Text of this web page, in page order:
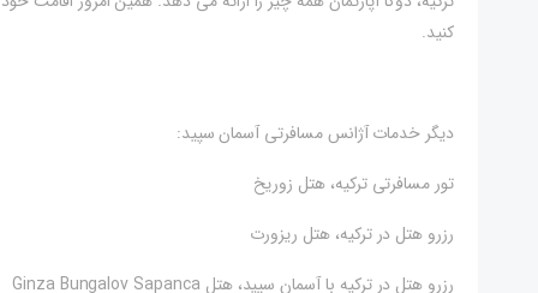
کنید.
دیگر خدمات آژانس مسافرتی آسمان سپید:
تور مسافرتی ترکیه، هتل زوریخ
رزرو هتل در ترکیه، هتل ریزورت
رزرو هتل در ترکیه با آسمان سپید، هتل Ginza Bungalov Sapanca